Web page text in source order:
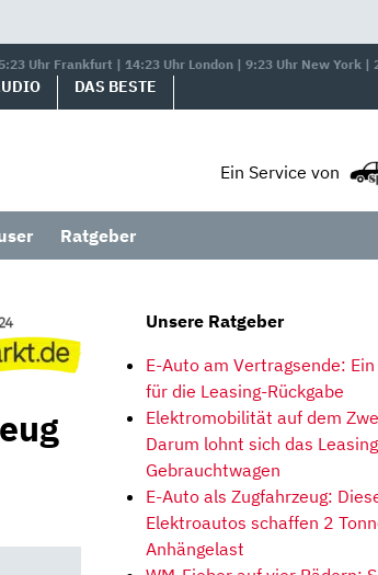
Uhr Frankfurt | 14:23 Uhr London | 9:23 Uhr New York |
DAS BESTE
Ein Service von
Ratgeber
Unsere Ratgeber
E-Auto am Vertragsende:
für die Leasing-Rückgabe
Elektromobilität auf dem
Darum lohnt sich das
Gebrauchtwagen
E-Auto als Zugfahrzeug:
Elektroautos schaffen 2
Anhängelast